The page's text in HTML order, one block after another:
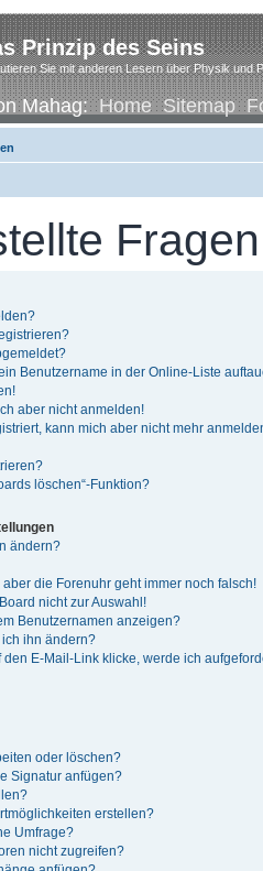
Prinzip des Seins
Sie mit anderen Lesern über Physik und
Mahag:Home Sitemap
Fragen
Benutzername in der Online-Liste
aber nicht anmelden!
kann mich aber nicht mehr
löschen“-Funktion?
ändern?
die Forenuhr geht immer noch falsch!
nicht zur Auswahl!
Benutzernamen anzeigen?
ihn ändern?
E-Mail-Link klicke, werde ich
oder löschen?
Signatur anfügen?
erstellen?
Umfrage?
nicht zugreifen?